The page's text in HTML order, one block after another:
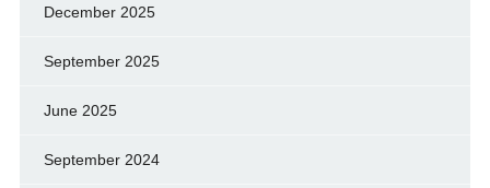
December 2025
September 2025
June 2025
September 2024